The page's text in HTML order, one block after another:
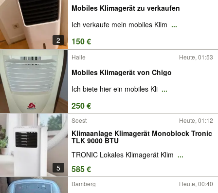
2
Mobiles Klimagerät zu verkaufen
Ich verkaufe mein mobiles Klim ...
150 €
Halle Heute, 01:53
Mobiles Klimagerät von Chigo
Ich biete hier ein mobiles Kli ...
250 €
5
Soest Heute, 01:12
Klimaanlage Klimagerät Monoblock Tronic
TLK 9000 BTU
TRONIC Lokales Klimagerät Klim ...
585 €
Bamberg Heute, 00:40